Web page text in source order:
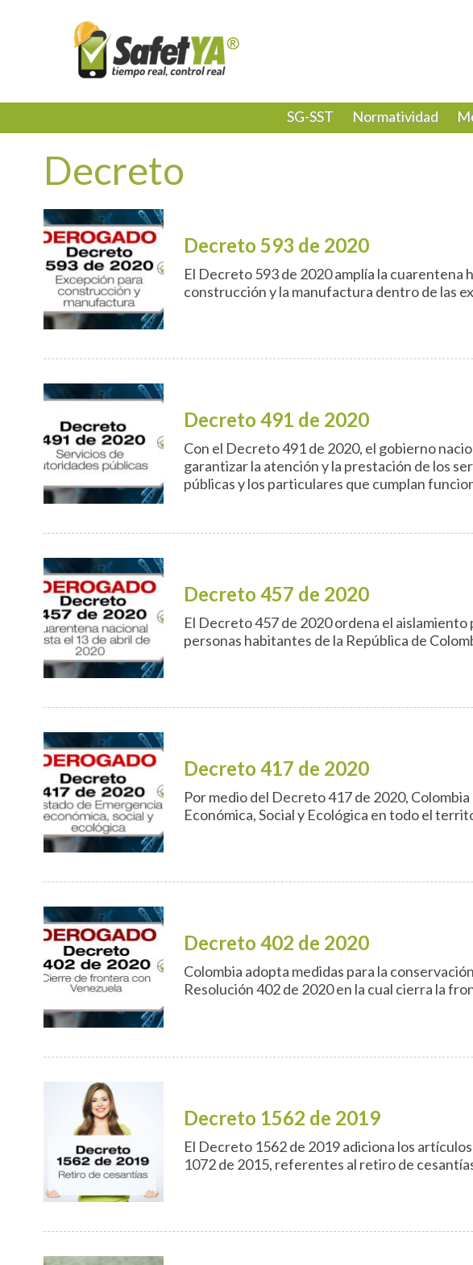
SG-SST Normatividad
Decreto
Decreto 593 de 2020
El Decreto 593 de 2020 amplía la cuarentena
construcción y la manufactura dentro de las
Decreto 491 de 2020
Con el Decreto 491 de 2020, el gobierno
garantizar la atención y la prestación de los
públicas y los particulares que cumplan
Decreto 457 de 2020
El Decreto 457 de 2020 ordena el
personas habitantes de la República de
Decreto 417 de 2020
Por medio del Decreto 417 de 2020,
Económica, Social y Ecológica en todo el
Decreto 402 de 2020
Colombia adopta medidas para la
Resolución 402 de 2020 en la cual cierra la
Decreto 1562 de 2019
El Decreto 1562 de 2019 adiciona los
1072 de 2015, referentes al retiro de